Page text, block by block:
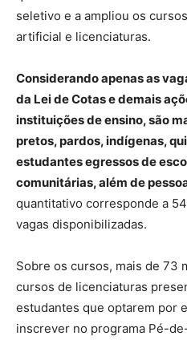
seletivo e a ampliou os
artificial e licenciaturas.
Considerando apenas as
da Lei de Cotas e demais
instituições de ensino, são
pretos, pardos, indígenas,
estudantes egressos de
comunitárias, além de
quantitativo corresponde a
vagas disponibilizadas.
Sobre os cursos, mais de 73
cursos de licenciaturas
estudantes que optarem por
inscrever no programa Pé-